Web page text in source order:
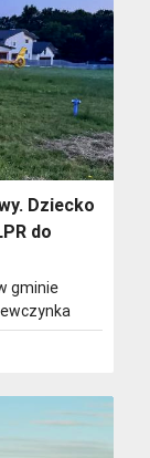
Dziecko
do
gminie
Na